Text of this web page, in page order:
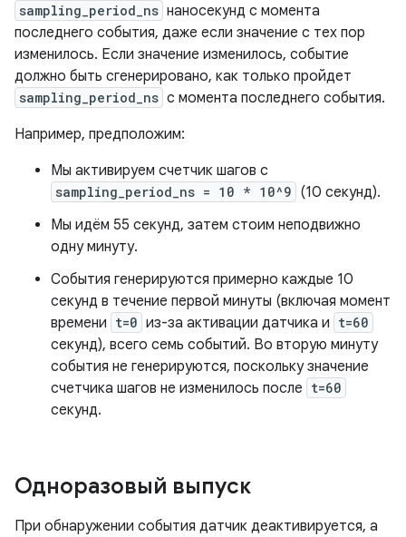
sampling_period_ns наносекунд с момента
последнего события, даже если значение с тех пор
изменилось. Если значение изменилось, событие
должно быть сгенерировано, как только пройдет
sampling_period_ns с момента последнего события.
Например, предположим:
Мы активируем счетчик шагов с
sampling_period_ns = 10 * 10^9 (10 секунд).
Мы идём 55 секунд, затем стоим неподвижно
одну минуту.
События генерируются примерно каждые 10
секунд в течение первой минуты (включая момент
времени t=0 из-за активации датчика и t=60
секунд), всего семь событий. Во вторую минуту
события не генерируются, поскольку значение
счетчика шагов не изменилось после t=60
секунд.
Одноразовый выпуск
При обнаружении события датчик деактивируется, а